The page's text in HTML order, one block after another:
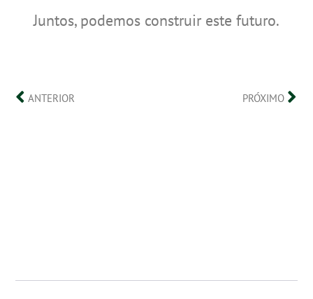
Juntos, podemos construir este futuro.
ANTERIOR PRÓXIMO